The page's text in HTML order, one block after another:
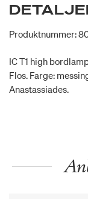
Produktnummer:
IC T1 high
Flos. Farge:
Anastassiades.